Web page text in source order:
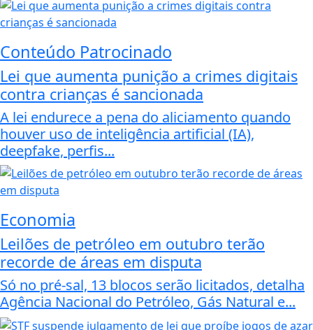
Conteúdo Patrocinado
Lei que aumenta punição a crimes digitais
contra crianças é sancionada
A lei endurece a pena do aliciamento quando
houver uso de inteligência artificial (IA),
deepfake, perfis...
Economia
Leilões de petróleo em outubro terão
recorde de áreas em disputa
Só no pré-sal, 13 blocos serão licitados, detalha
Agência Nacional do Petróleo, Gás Natural e...